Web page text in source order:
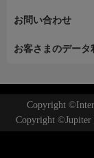
お問い合わせ
お客さまのデータ
Copyright
Copyright ©Jupiter